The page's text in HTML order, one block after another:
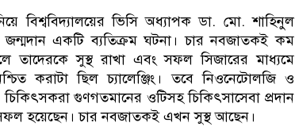
ভিসি অধ্যাপক ডা. মো. শাহিনুল
একটি ব্যতিক্রম ঘটনা। চার নবজাতকই কম
তাদেরকে সুস্থ রাখা এবং সফল সিজারের মাধ্যমে
করাটা ছিল চ্যালেঞ্জিং। তবে নিওনেটোলজি ও
চিকিৎসকরা গুণগতমানের ওটিসহ চিকিৎসাসেবা প্রদান
হয়েছেন। চার নবজাতকই এখন সুস্থ আছেন।